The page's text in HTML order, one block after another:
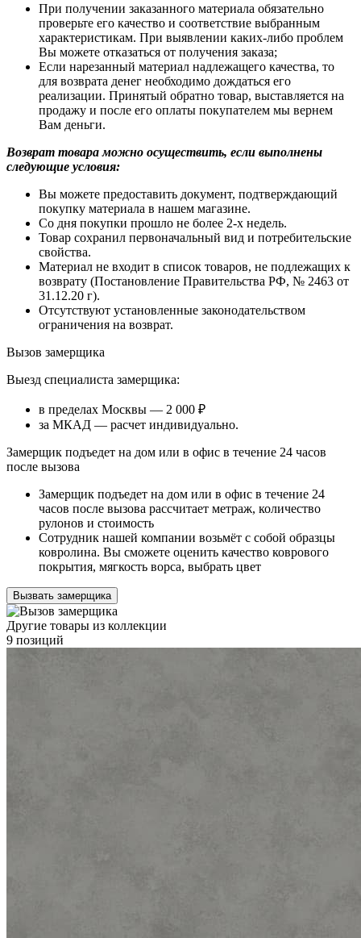
При получении заказанного материала обязательно
проверьте его качество и соответствие выбранным
характеристикам. При выявлении каких-либо проблем
Вы можете отказаться от получения заказа;
Если нарезанный материал надлежащего качества, то
для возврата денег необходимо дождаться его
реализации. Принятый обратно товар, выставляется на
продажу и после его оплаты покупателем мы вернем
Вам деньги.
Возврат товара можно осуществить, если выполнены
следующие условия:
Вы можете предоставить документ, подтверждающий
покупку материала в нашем магазине.
Со дня покупки прошло не более 2-х недель.
Товар сохранил первоначальный вид и потребительские
свойства.
Материал не входит в список товаров, не подлежащих к
возврату (Постановление Правительства РФ, № 2463 от
31.12.20 г).
Отсутствуют установленные законодательством
ограничения на возврат.
Вызов замерщика
Выезд специалиста замерщика:
в пределах Москвы — 2 000 ₽
за МКАД — расчет индивидуально.
Замерщик подъедет на дом или в офис в течение 24 часов
после вызова
Замерщик подъедет на дом или в офис в течение 24
часов после вызова рассчитает метраж, количество
рулонов и стоимость
Сотрудник нашей компании возьмёт с собой образцы
ковролина. Вы сможете оценить качество коврового
покрытия, мягкость ворса, выбрать цвет
Вызвать замерщика
Другие товары из коллекции
9 позиций